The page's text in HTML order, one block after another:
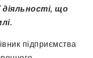
діяльності, що
підприємства